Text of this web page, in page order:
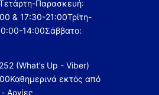
Παρασκευή:
& 17:30-21:00Τρίτη-
14:00Σάββατο:
(What’s Up - Viber)
Καθημερινά εκτός από
Αργίες